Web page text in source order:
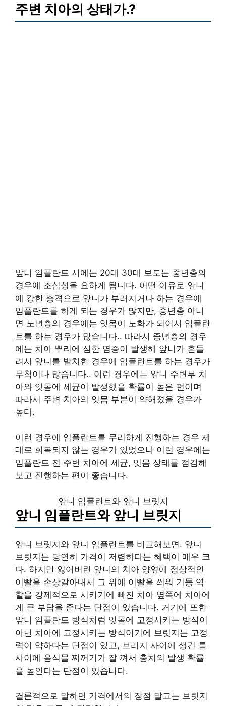
주변 치아의 상태가.?
앞니 임플란트 시에는 20대 30대 보도는 중년층의
경우에 조심성을 요하게 됩니다. 어떤 이유로 앞니
에 강한 충격으로 앞니가 부러지거나 하는 경우에
임플란트를 하게 되는 경우가 많지만, 중년층 아니
면 노년층의 경우에는 잇몸이 노화가 되어서 임플란
트를 하는 경우가 많습니다.. 따라서 중년층의 경우
에는 치아 뿌리에 심한 염증이 발생해 앞니가 흔들
려서 앞니를 발치한 경우에 임플란트를 하는 경우가
무척이나 많습니다.. 이런 경우에는 앞니 주변부 치
아와 잇몸에 세균이 발생했을 확률이 높은 편이며
따라서 주변 치아의 잇몸 부분이 약해졌을 경우가
높다.
이런 경우에 임플란트를 무리하게 진행하는 경우 제
대로 회복되지 않는 경우가 있었으나 이런 경우에는
임플란트 전 주변 치아에 세균, 잇몸 상태를 점검해
보고 진행하는 편이 좋습니다.
앞니 임플란트와 앞니 브릿지
앞니 임플란트와 앞니 브릿지
앞니 브릿지와 앞니 임플란트를 비교해보면. 앞니
브릿지는 당연히 가격이 저렴하다는 혜택이 매우 크
다. 하지만 잃어버린 앞니의 치아 양옆에 정상적인
이빨을 손상갈아내서 그 위에 이빨을 씌워 기둥 역
할을 강제적으로 시키기에 빠진 치아 옆쪽에 치아에
게 큰 부담을 준다는 단점이 있습니다. 거기에 또한
앞니 임플란트 방식처럼 잇몸에 고정시키는 방식이
아닌 치아에 고정시키는 방식이기에 브릿지는 고정
력이 약하다는 단점이 있고, 브리지 사이에 생긴 틈
사이에 음식물 찌꺼기가 잘 껴서 충치의 발생 확률
을 높인다는 단점이 있습니다.
결론적으로 말하면 가격에서의 장점 말고는 브릿지